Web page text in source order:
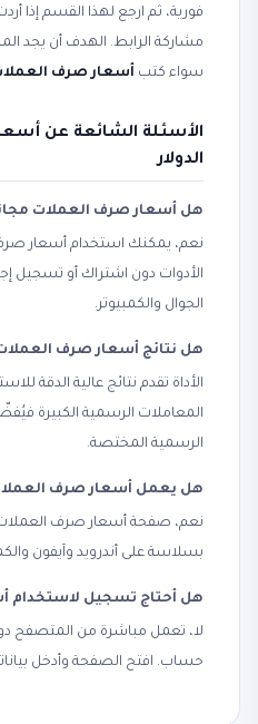
فورية، ثم ارجع لهذا القسم إذا
مشاركة الرابط. الهدف أن يجد
سواء كتب أسعار صرف
الأسئلة الشائعة عن
الدولار
هل أسعار صرف العملات
نعم، يمكنك استخدام أسعار
الأدوات دون اشتراك أو تسجيل
الجوال والكمبيوتر.
هل نتائج أسعار صرف
الأداة تقدم نتائج عالية الدقة
المعاملات الرسمية الكبيرة
الرسمية المختصة.
هل يعمل أسعار صرف
نعم، صفحة أسعار صرف العملات
بسلاسة على أندرويد وآيفون
هل أحتاج تسجيل لاستخدام
لا، تعمل مباشرة من المتصفح
حساب. افتح الصفحة وأدخل